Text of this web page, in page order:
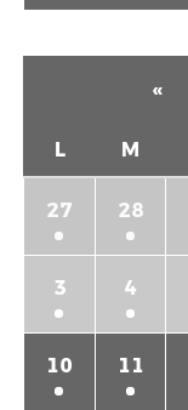
«
L M
27 28
3 4
10 11